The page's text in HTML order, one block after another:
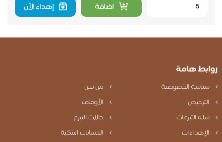
اضافة إهداء الآن
روابط هامة
سياسة الخصوصية
من نحن
الترخيص
الأوقاف
سلة التبرعات
حالات التبرع
الإهداءات
الحسابات البنكية